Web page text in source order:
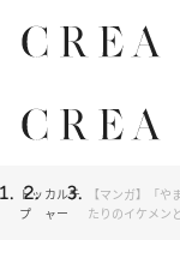
トッ
プ
カルチ
ャー
【マンガ】「
たりのイケメン